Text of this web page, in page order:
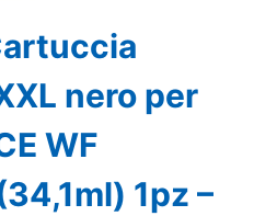
nero per
WF
1pz –